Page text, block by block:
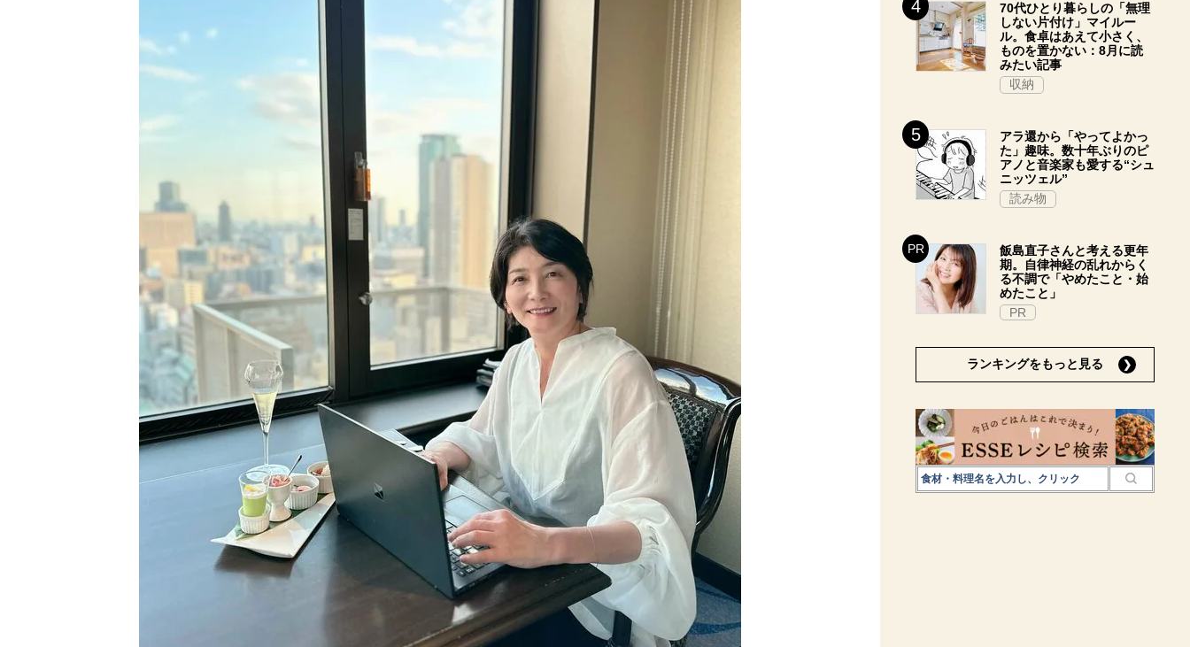
70代ひとり暮らしの「無理
しない片付け」マイルー
ル。食卓はあえて小さく、
ものを置かない：8月に読
みたい記事
収納
アラ還から「やってよかっ
た」趣味。数十年ぶりのピ
アノと音楽家も愛する“シュ
ニッツェル”
読み物
飯島直子さんと考える更年
期。自律神経の乱れからく
る不調で「やめたこと・始
めたこと」
PR
ランキングをもっと見る